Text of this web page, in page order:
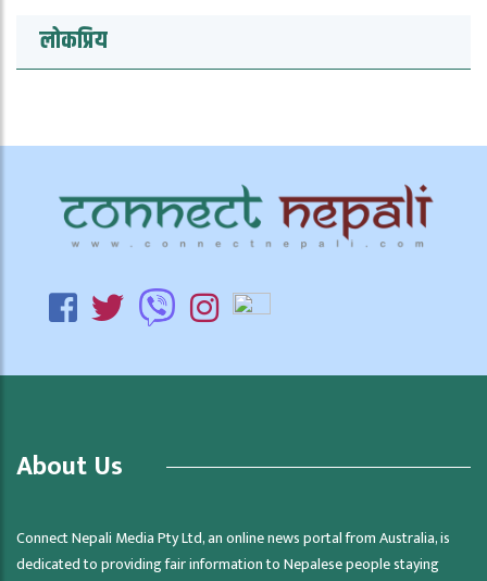
लोकप्रिय
About Us
Connect Nepali Media Pty Ltd, an online news portal from Australia, is
dedicated to providing fair information to Nepalese people staying